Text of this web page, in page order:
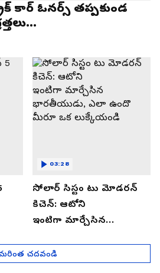
కార్ ఓనర్స్ తప్పకుండ
సోలార్ సిస్టం టు మోడరన్
కిచెన్: ఆటోని
ఇంటిగా మార్చేసిన
మీరూ ఒక లుక్కేయండి
03:28
చదవండి